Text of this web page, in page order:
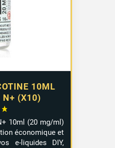
10ML
(X10)
€
10ml (20 mg/ml)
économique et
e-liquides DIY,